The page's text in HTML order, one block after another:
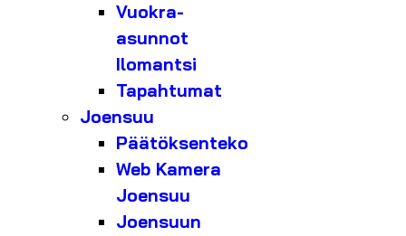
Vuokra-
asunnot
Ilomantsi
Tapahtumat
Joensuu
Päätöksenteko
Web Kamera
Joensuu
Joensuun